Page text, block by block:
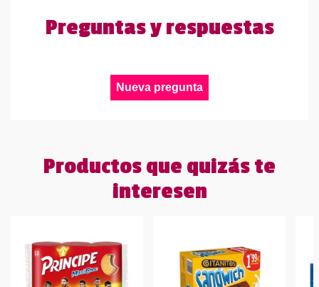
Preguntas y respuestas
Nueva pregunta
Productos que quizás te
interesen